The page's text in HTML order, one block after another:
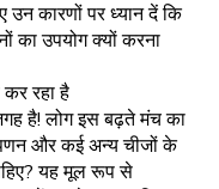
कारणों पर ध्यान दें कि
का उपयोग क्यों करना
रहा है
है! लोग इस बढ़ते मंच का
और कई अन्य चीजों के
यह मूल रूप से